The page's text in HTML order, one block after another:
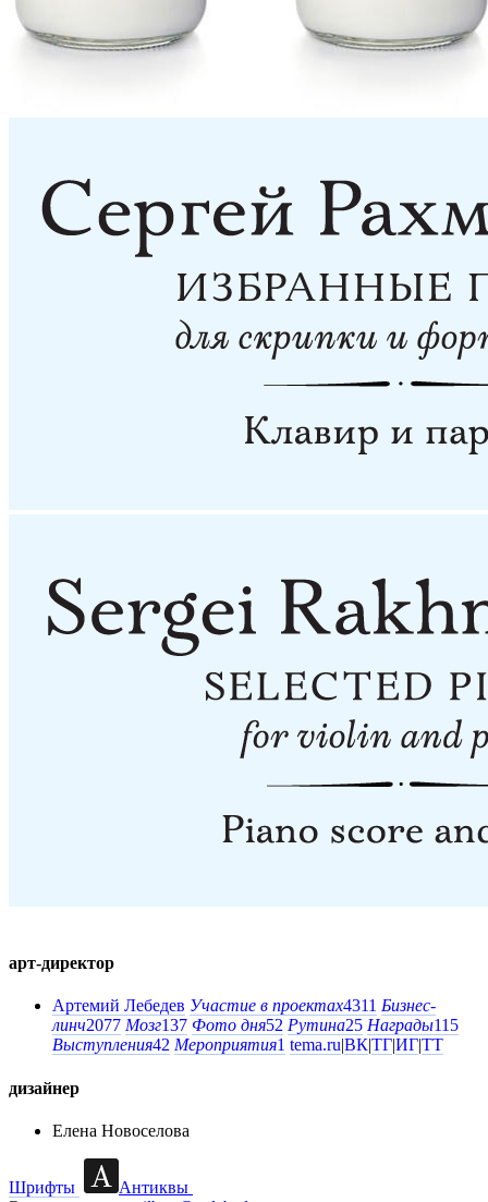
арт-директор
Артемий Лебедев Участие в проектах4311 Бизнес-
линч2077 Мозг137 Фото дня52 Рутина25 Награды115
Выступления42 Мероприятия1 tema.ru|ВК|ТГ|ИГ|ТТ
дизайнер
Елена Новоселова
Шрифты
Антиквы